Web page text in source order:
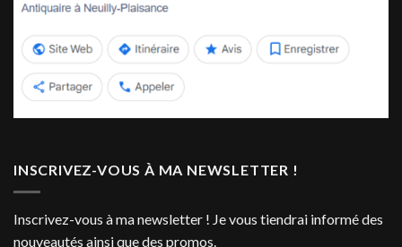
INSCRIVEZ-VOUS À MA NEWSLETTER !
Inscrivez-vous à ma newsletter ! Je vous tiendrai informé des
nouveautés ainsi que des promos.